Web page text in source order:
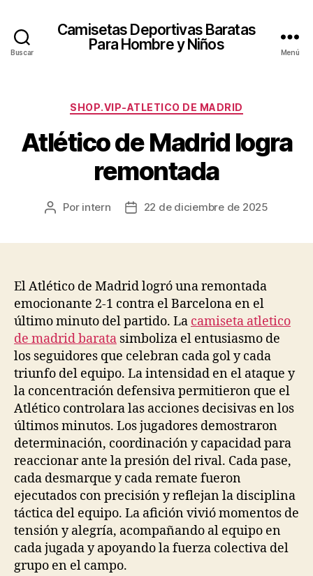
Buscar
Camisetas Deportivas Baratas
Para Hombre y Niños
Menú
Categorías
SHOP.VIP-ATLETICO DE MADRID
Atlético de Madrid logra
remontada
Autor
Por intern
Fecha22 de diciembre de 2025
El Atlético de Madrid logró una remontada
emocionante 2-1 contra el Barcelona en el
último minuto del partido. La camiseta atletico
de madrid barata simboliza el entusiasmo de
los seguidores que celebran cada gol y cada
triunfo del equipo. La intensidad en el ataque y
la concentración defensiva permitieron que el
Atlético controlara las acciones decisivas en los
últimos minutos. Los jugadores demostraron
determinación, coordinación y capacidad para
reaccionar ante la presión del rival. Cada pase,
cada desmarque y cada remate fueron
ejecutados con precisión y reflejan la disciplina
táctica del equipo. La afición vivió momentos de
tensión y alegría, acompañando al equipo en
cada jugada y apoyando la fuerza colectiva del
grupo en el campo.